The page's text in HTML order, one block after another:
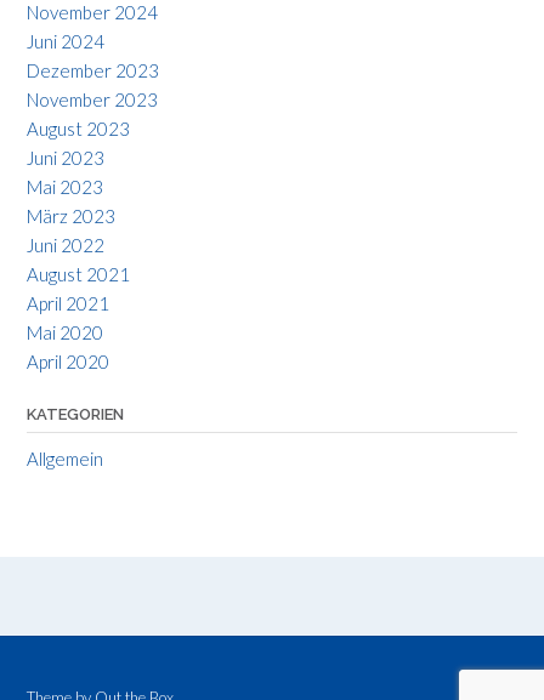
November 2024
Juni 2024
Dezember 2023
November 2023
August 2023
Juni 2023
Mai 2023
März 2023
Juni 2022
August 2021
April 2021
Mai 2020
April 2020
KATEGORIEN
Allgemein